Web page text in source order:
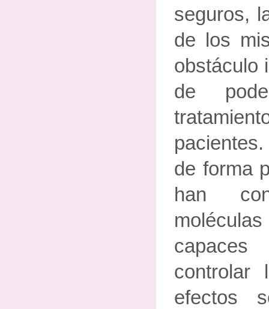
seguros,
de los
obstáculo
de
de forma
han
controlar
efectos